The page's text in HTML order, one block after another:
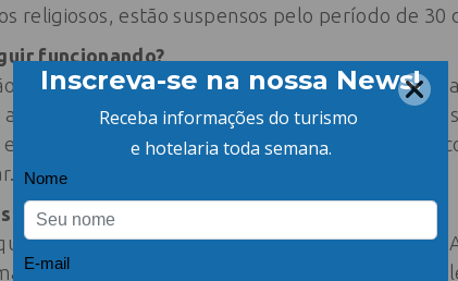
religiosos, estão suspensos pelo período de 30
funcionando?
do número de trabalhadores. No caso da
as atividades essenciais. Ramos como de
porque o fornecimento de bens de
hotéis?
novos hóspedes não podem ser aceitos.
até o fim do período programado.